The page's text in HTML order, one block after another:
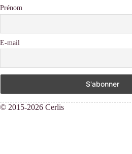
Prénom
E-mail
© 2015-2026 Cerlis